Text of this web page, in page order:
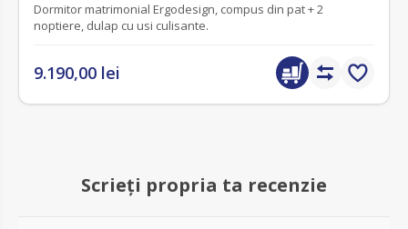
Dormitor matrimonial Ergodesign, compus din pat + 2
noptiere, dulap cu usi culisante.
9.190,00 lei
Scrieți propria ta recenzie